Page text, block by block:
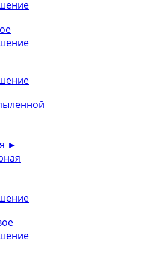
►